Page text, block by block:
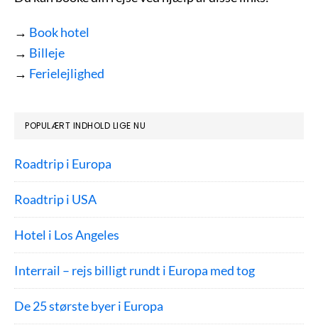
→ Book hotel
→ Billeje
→ Ferielejlighed
POPULÆRT INDHOLD LIGE NU
Roadtrip i Europa
Roadtrip i USA
Hotel i Los Angeles
Interrail – rejs billigt rundt i Europa med tog
De 25 største byer i Europa